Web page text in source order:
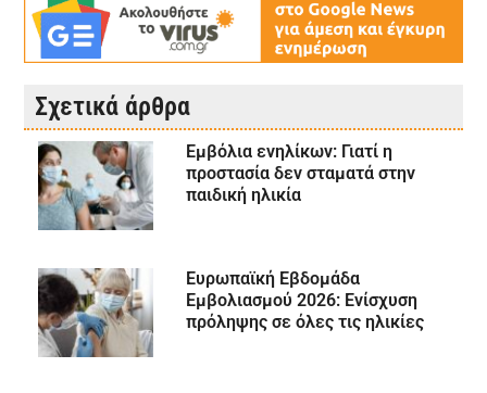
Σχετικά άρθρα
Εμβόλια ενηλίκων: Γιατί η
προστασία δεν σταματά στην
παιδική ηλικία
Ευρωπαϊκή Εβδομάδα
Εμβολιασμού 2026: Ενίσχυση
πρόληψης σε όλες τις ηλικίες